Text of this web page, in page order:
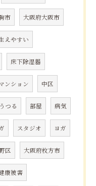
市 大阪府大阪市
えやすい
床下除湿器
ンション 中区
うつる 部屋 病気
スタジオ ヨガ
区 大阪府枚方市
康被害